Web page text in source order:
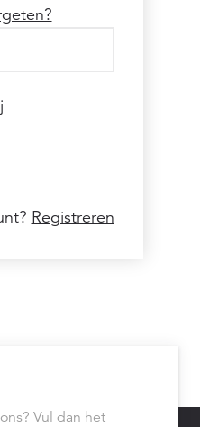
Registreren
Vul dan het